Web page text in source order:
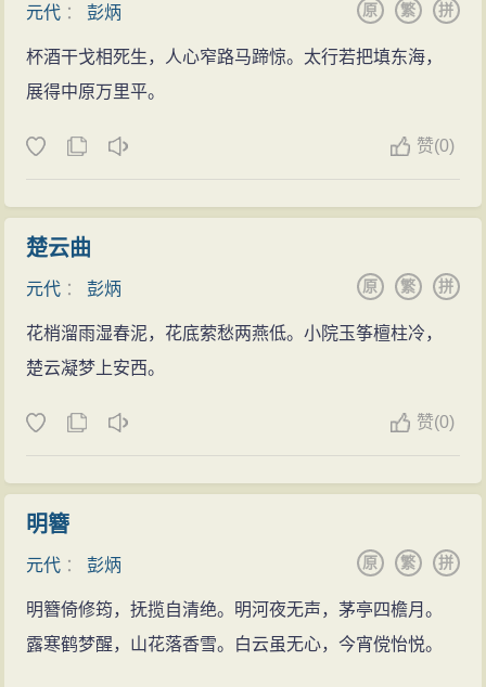
元代 ：彭炳 拼
繁
原
杯酒干戈相死生，人心窄路马蹄惊。太行若把填东海，
展得中原万里平。
赞(0)
楚云曲
元代 ：彭炳 拼
繁
原
花梢溜雨湿春泥，花底萦愁两燕低。小院玉筝檀柱冷，
楚云凝梦上安西。
赞(0)
明簪
元代 ：彭炳 拼
繁
原
明簪倚修筠，抚揽自清绝。明河夜无声，茅亭四檐月。
露寒鹤梦醒，山花落香雪。白云虽无心，今宵傥怡悦。